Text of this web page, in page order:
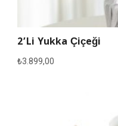
2’li Yukka Çiçeği
₺3.899,00